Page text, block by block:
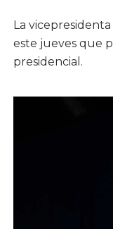
La
este jueves que
presidencial.